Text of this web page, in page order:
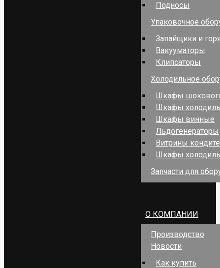
Подносы
Упаковочное
Запайщики и
Вакууматоры
Клипсаторы
Холодильное
Шкафы
Шкафы
Шкафы винные
Льдогенераторы
Витрины
Шкафы
Запчасти для
О КОМПАНИИ
Производство
Новости
Как купить